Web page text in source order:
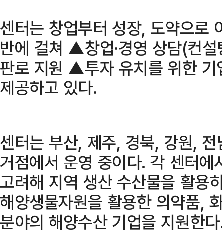
센터는 창업부터 성장, 도약으로
반에 걸쳐 ▲창업·경영 상담(컨
판로 지원 ▲투자 유치를 위한 기
제공하고 있다.
센터는 부산, 제주, 경북, 강원,
거점에서 운영 중이다. 각 센터
고려해 지역 생산 수산물을 활용
해양생물자원을 활용한 의약품,
분야의 해양수산 기업을 지원한